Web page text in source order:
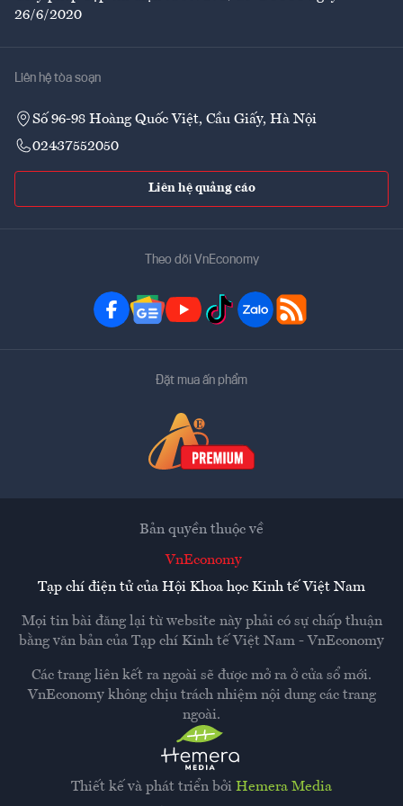
26/6/2020
Liên hệ tòa soạn
Số 96-98 Hoàng Quốc Việt, Cầu Giấy, Hà Nội
02437552050
Liên hệ quảng cáo
Theo dõi VnEconomy
Đặt mua ấn phẩm
Thiết kế và phát triển bởi Hemera Media
Bản quyền thuộc về
VnEconomy
Tạp chí điện tử của Hội Khoa học Kinh tế Việt Nam
Mọi tin bài đăng lại từ website này phải có sự chấp thuận
bằng văn bản của Tạp chí Kinh tế Việt Nam - VnEconomy
Các trang liên kết ra ngoài sẽ được mở ra ở cửa sổ mới.
VnEconomy không chịu trách nhiệm nội dung các trang
ngoài.